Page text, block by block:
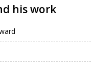
his work